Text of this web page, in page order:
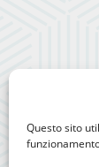
Questo sito